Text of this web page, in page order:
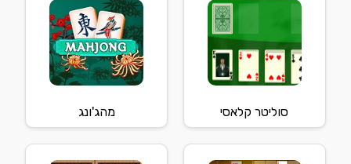
סוליטר קלאסי מהג'ונג